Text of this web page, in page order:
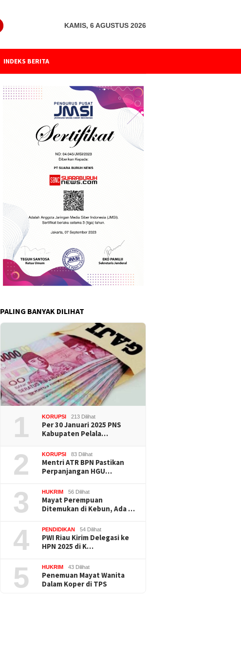
KAMIS, 6 AGUSTUS 2026
INDEKS BERITA
PALING BANYAK DILIHAT
1 KORUPSI 213 Dilihat
Per 30 Januari 2025 PNS
Kabupaten Pelala…
2 KORUPSI 83 Dilihat
Mentri ATR BPN Pastikan
Perpanjangan HGU…
3 HUKRIM 56 Dilihat
Mayat Perempuan
Ditemukan di Kebun, Ada …
4 PENDIDIKAN 54 Dilihat
PWI Riau Kirim Delegasi ke
HPN 2025 di K…
5 HUKRIM 43 Dilihat
Penemuan Mayat Wanita
Dalam Koper di TPS